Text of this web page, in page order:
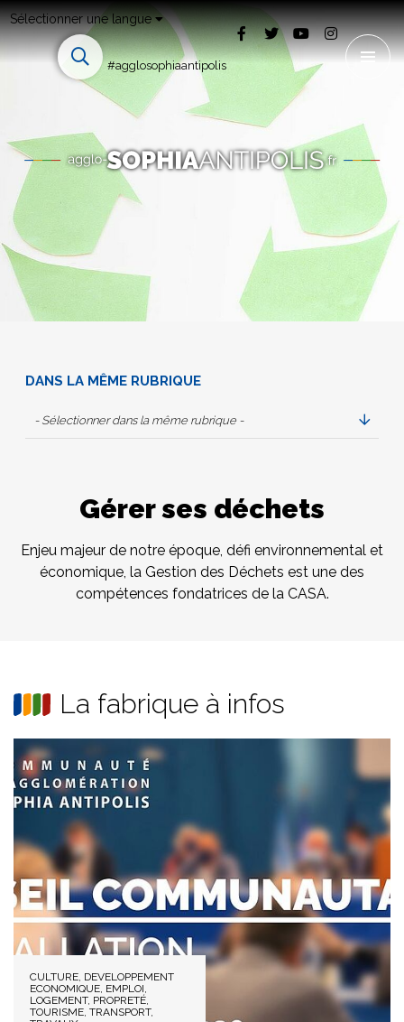
Sélectionner une langue
#agglosophiaantipolis
DANS LA MÊME RUBRIQUE
- Sélectionner dans la même rubrique -
Gérer ses déchets
Enjeu majeur de notre époque, défi environnemental et
économique, la Gestion des Déchets est une des
compétences fondatrices de la CASA.
La fabrique à infos
CULTURE, DEVELOPPEMENT
ECONOMIQUE, EMPLOI,
LOGEMENT, PROPRETÉ,
TOURISME, TRANSPORT,